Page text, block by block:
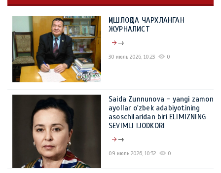
ҚИШЛОҚДА ЧАРХЛАНГАН
ЖУРНАЛИСТ
→
30 июль 2026, 10:23 0
Saida Zunnunova - yangi zamon
ayollar o'zbek adabiyotining
asoschilaridan biri ELIMIZNING
SEVIMLI IJODKORI
→
09 июль 2026, 10:32 0